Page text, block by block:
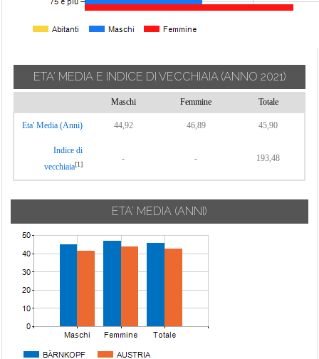
ETA' MEDIA E INDICE DI VECCHIAIA (ANNO 2021)
Maschi Femmine Totale
Eta' Media (Anni) 44,92 46,89 45,90
Indice di
vecchiaia[1]
- - 193,48
ETA' MEDIA (ANNI)